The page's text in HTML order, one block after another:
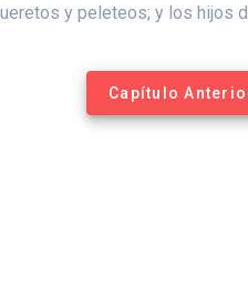
y peleteos; y los hijos
Capítulo